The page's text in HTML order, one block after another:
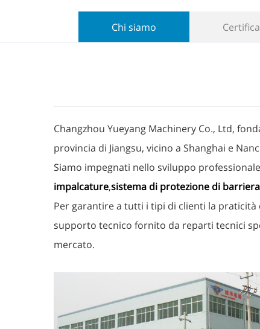
Chi siamo
Changzhou Yueyang Machinery Co., Ltd,
provincia di Jiangsu, vicino a Shanghai e
Siamo impegnati nello sviluppo
impalcature,sistema di protezione di
Per garantire a tutti i tipi di clienti la
supporto tecnico fornito da reparti tecnici
mercato.